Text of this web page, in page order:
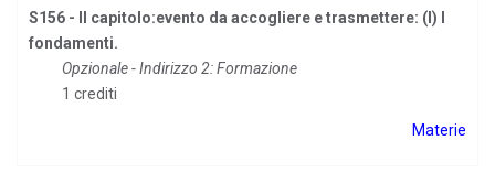
S156 - Il capitolo:evento da accogliere e trasmettere: (I) I
fondamenti.
Opzionale - Indirizzo 2: Formazione
1 crediti
Materie